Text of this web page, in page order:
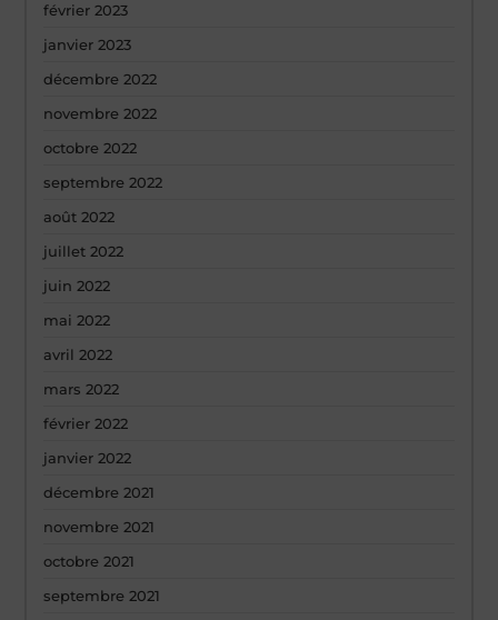
février 2023
janvier 2023
décembre 2022
novembre 2022
octobre 2022
septembre 2022
août 2022
juillet 2022
juin 2022
mai 2022
avril 2022
mars 2022
février 2022
janvier 2022
décembre 2021
novembre 2021
octobre 2021
septembre 2021